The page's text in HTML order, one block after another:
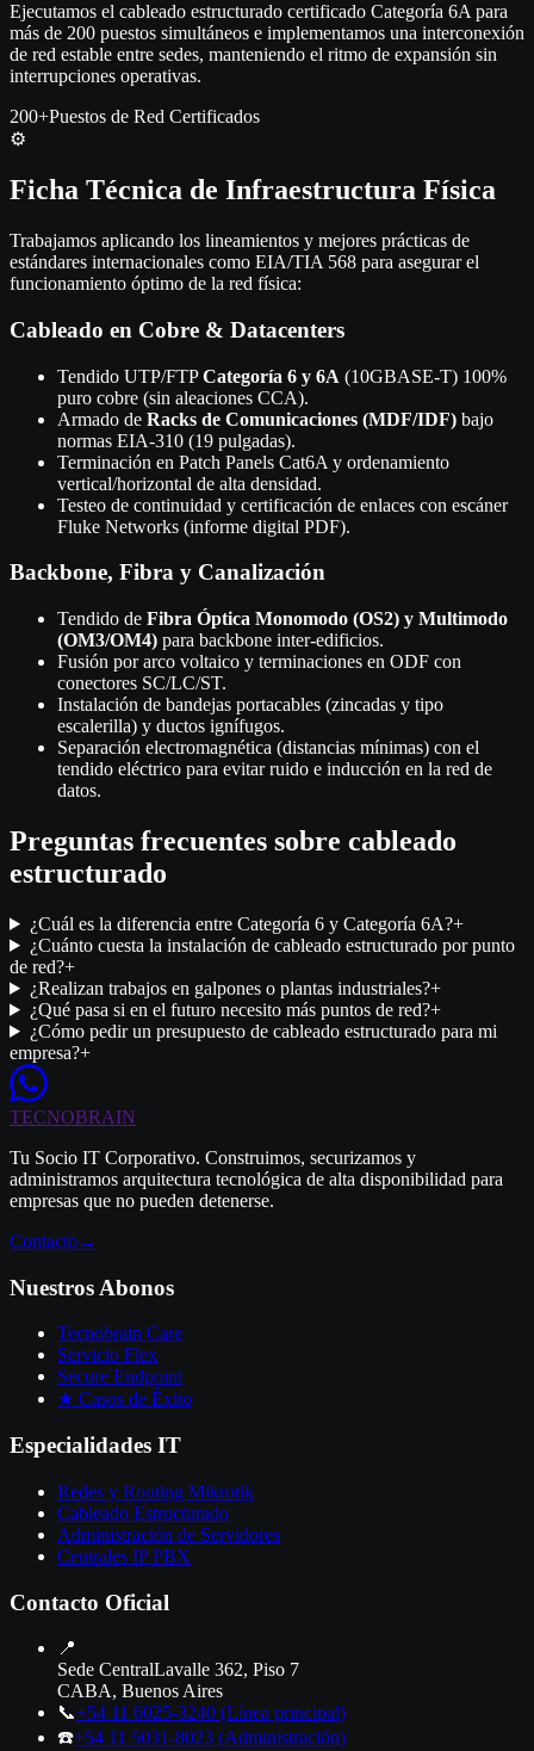
Ejecutamos el cableado estructurado certificado Categoría 6A para
más de 200 puestos simultáneos e implementamos una interconexión
de red estable entre sedes, manteniendo el ritmo de expansión sin
interrupciones operativas.
200+Puestos de Red Certificados
⚙️
Ficha Técnica de Infraestructura Física
Trabajamos aplicando los lineamientos y mejores prácticas de
estándares internacionales como EIA/TIA 568 para asegurar el
funcionamiento óptimo de la red física:
Cableado en Cobre & Datacenters
Tendido UTP/FTPCategoría 6 y 6A (10GBASE-T) 100%
puro cobre (sin aleaciones CCA).
Armado de Racks de Comunicaciones (MDF/IDF) bajo
normas EIA-310 (19 pulgadas).
Terminación en Patch Panels Cat6A y ordenamiento
vertical/horizontal de alta densidad.
Testeo de continuidad y certificación de enlaces con escáner
Fluke Networks (informe digital PDF).
Backbone, Fibra y Canalización
Tendido de Fibra Óptica Monomodo (OS2) y Multimodo
(OM3/OM4) para backbone inter-edificios.
Fusión por arco voltaico y terminaciones en ODF con
conectores SC/LC/ST.
Instalación de bandejas portacables (zincadas y tipo
escalerilla) y ductos ignífugos.
Separación electromagnética (distancias mínimas) con el
tendido eléctrico para evitar ruido e inducción en la red de
datos.
Preguntas frecuentes sobre cableado
estructurado
¿Cuál es la diferencia entre Categoría 6 y Categoría 6A?+
¿Cuánto cuesta la instalación de cableado estructurado por punto
de red?+
¿Realizan trabajos en galpones o plantas industriales?+
¿Qué pasa si en el futuro necesito más puntos de red?+
¿Cómo pedir un presupuesto de cableado estructurado para mi
empresa?+
TECNOBRAIN
Tu Socio IT Corporativo. Construimos, securizamos y
administramos arquitectura tecnológica de alta disponibilidad para
empresas que no pueden detenerse.
Contacto→
Nuestros Abonos
Tecnobrain Care
Servicio Flex
Secure Endpoint
★ Casos de Éxito
Especialidades IT
Redes y Routing Mikrotik
Cableado Estructurado
Administración de Servidores
Centrales IP PBX
Contacto Oficial
📍
Sede CentralLavalle 362, Piso 7
CABA, Buenos Aires
📞+54 11 6025-3240 (Línea principal)
☎️+54 11 5031-8023 (Administración)